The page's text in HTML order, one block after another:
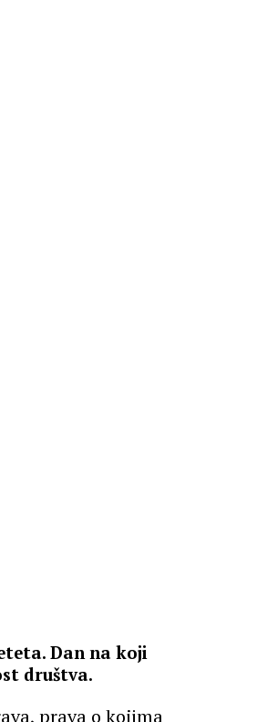
Dan na koji
društva.
prava o kojima